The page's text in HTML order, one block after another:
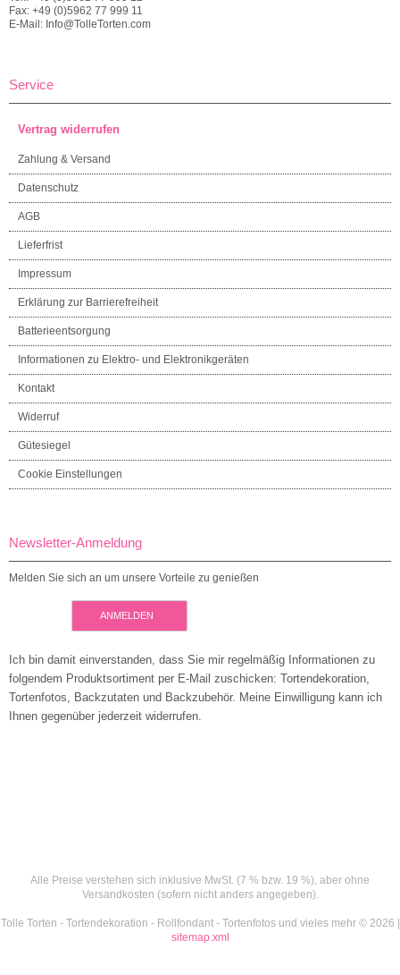
Fax: +49 (0)5962 77 999 11
E-Mail: Info@TolleTorten.com
Service
Vertrag widerrufen
Zahlung & Versand
Datenschutz
AGB
Lieferfrist
Impressum
Erklärung zur Barrierefreiheit
Batterieentsorgung
Informationen zu Elektro- und Elektronikgeräten
Kontakt
Widerruf
Gütesiegel
Cookie Einstellungen
Newsletter-Anmeldung
Melden Sie sich an um unsere Vorteile zu genießen
ANMELDEN
Ich bin damit einverstanden, dass Sie mir regelmäßig Informationen zu
folgendem Produktsortiment per E-Mail zuschicken: Tortendekoration,
Tortenfotos, Backzutaten und Backzubehör. Meine Einwilligung kann ich
Ihnen gegenüber jederzeit widerrufen.
Alle Preise verstehen sich inklusive MwSt. (7 % bzw. 19 %), aber ohne
Versandkosten (sofern nicht anders angegeben).
Tolle Torten - Tortendekoration - Rollfondant - Tortenfotos und vieles mehr © 2026 |
sitemap.xml